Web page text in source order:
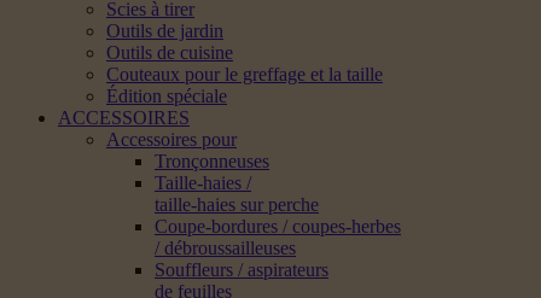
Scies à tirer
Outils de jardin
Outils de cuisine
Couteaux pour le greffage et la taille
Édition spéciale
ACCESSOIRES
Accessoires pour
Tronçonneuses
Taille-haies /
taille-haies sur perche
Coupe-bordures / coupes-herbes
/ débroussailleuses
Souffleurs / aspirateurs
de feuilles